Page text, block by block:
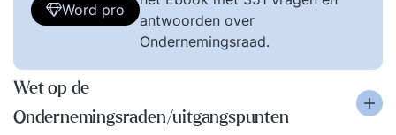
Word pro
antwoorden over
Ondernemingsraad.
Wet op de
Ondernemingsraden/uitgangspunten